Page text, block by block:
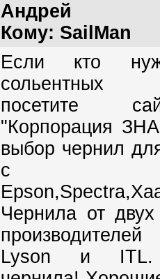
Андрей
Кому: SailMan
Если кто
сольентных
посетите
"Корпорация
выбор чернил
с
Чернила от двух
Lyson и ITL.